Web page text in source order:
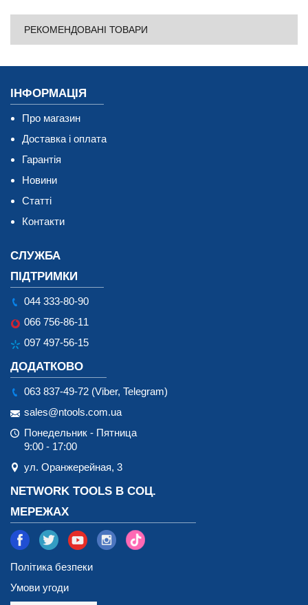
РЕКОМЕНДОВАНІ ТОВАРИ
ІНФОРМАЦІЯ
Про магазин
Доставка і оплата
Гарантія
Новини
Статті
Контакти
СЛУЖБА
ПІДТРИМКИ
044 333-80-90
066 756-86-11
097 497-56-15
ДОДАТКОВО
063 837-49-72 (Viber, Telegram)
sales@ntools.com.ua
Понедельник - Пятница
9:00 - 17:00
ул. Оранжерейная, 3
NETWORK TOOLS В СОЦ.
МЕРЕЖАХ
Політика безпеки
Умови угоди